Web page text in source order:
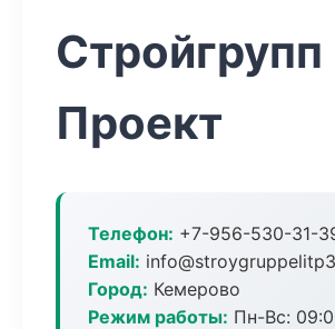
Стройгрупп
Проект
Телефон: +7-956-530-31-
Email:
Город: Кемерово
Режим работы: Пн-Вс: